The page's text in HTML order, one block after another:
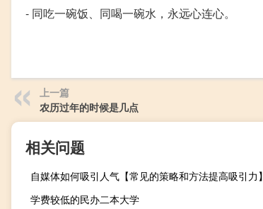
- 同吃一碗饭、同喝一碗水，永远心连心。
上一篇
农历过年的时候是几点
相关问题
自媒体如何吸引人气【常见的策略和方法提高吸引力】
学费较低的民办二本大学